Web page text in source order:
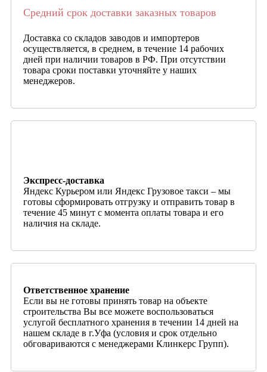
Средний срок доставки заказных товаров
Доставка со складов заводов и импортеров
осуществляется, в среднем, в течение 14 рабочих
дней при наличии товаров в РФ. При отсутствии
товара сроки поставки уточняйте у наших
менеджеров.
Экспресс-доставка
Яндекс Курьером или Яндекс Грузовое такси – мы
готовы сформировать отгрузку и отправить товар в
течение 45 минут с момента оплаты товара и его
наличия на складе.
Ответственное хранение
Если вы не готовы принять товар на объекте
строительства Вы все можете воспользоваться
услугой бесплатного хранения в течении 14 дней на
нашем складе в г.Уфа (условия и срок отдельно
обговариваются с менеджерами Клинкерс Групп).